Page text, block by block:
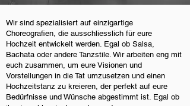
Wir sind spezialisiert auf einzigartige
Choreografien, die ausschliesslich für eure
Hochzeit entwickelt werden. Egal ob Salsa,
Bachata oder andere Tanzstile. Wir arbeiten eng mit
euch zusammen, um eure Visionen und
Vorstellungen in die Tat umzusetzen und einen
Hochzeitstanz zu kreieren, der perfekt auf eure
Bedürfnisse und Wünsche abgestimmt ist. Egal ob